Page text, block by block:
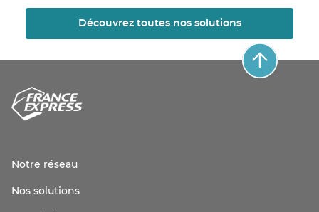
Découvrez toutes nos solutions
Notre réseau
Nos solutions